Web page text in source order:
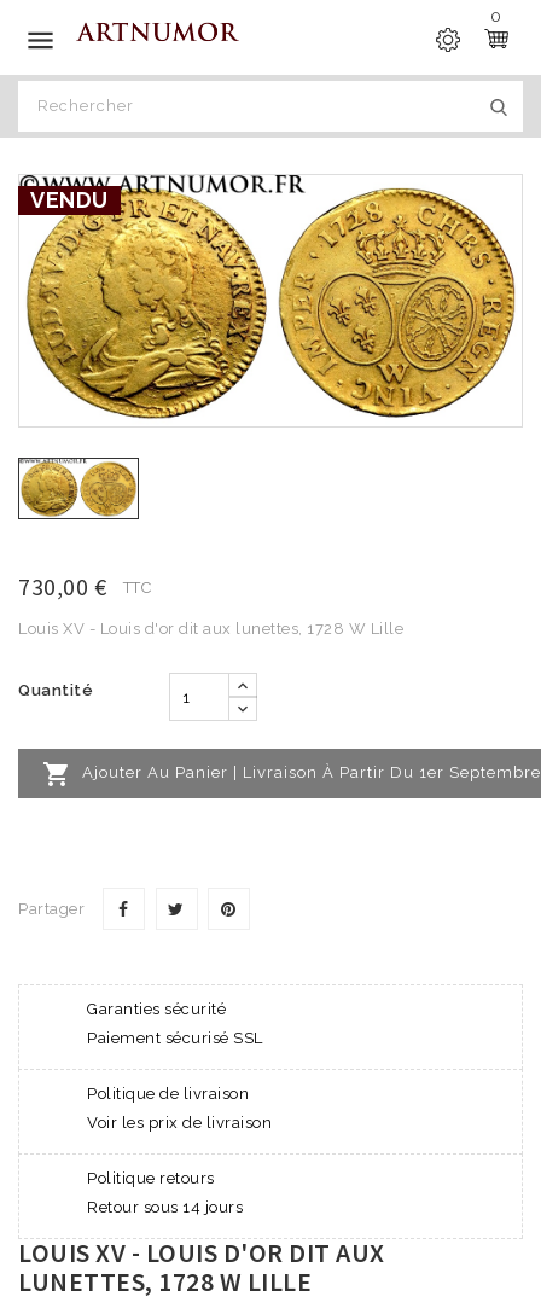

0
VENDU
730,00 € TTC
Louis XV - Louis d'or dit aux lunettes, 1728 W Lille
Quantité
 Ajouter Au Panier | Livraison À Partir Du 1er Septembre
Partager
Garanties sécurité
Paiement sécurisé SSL
Politique de livraison
Voir les prix de livraison
Politique retours
Retour sous 14 jours
LOUIS XV - LOUIS D'OR DIT AUX
LUNETTES, 1728 W LILLE